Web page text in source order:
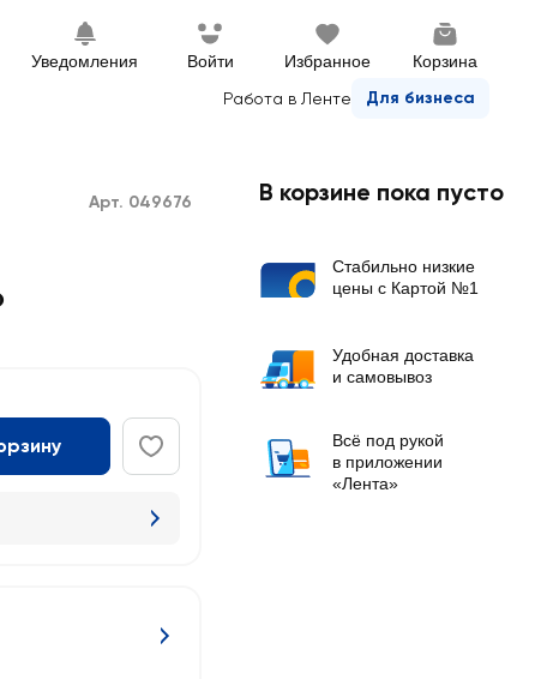
Уведомления Войти Избранное Корзина
Работа в Ленте Для бизнеса
Арт. 049676 В корзине пока пусто
Стабильно низкие
цены с Картой №1
Удобная доставка
и самовывоз
Всё под рукой
в приложении
«Лента»